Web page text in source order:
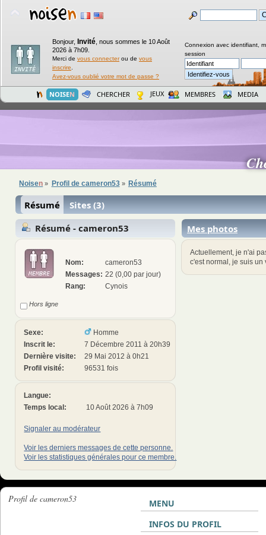
Bonjour, Invité nous sommes le 10 Août
2026 à 7h09.
Merci de vous connecterou de vous
inscrire
Avez-vous oublié votre mot de passe ?
Connexion avec identifiant,
session
NOISEN CHERCHER JEUX MEMBRES MEDIA
Noisen » Profil de cameron53» Résumé
Résumé
Sites (3)
Résumé - cameron53
Hors ligne
Nom:
cameron53
Messages: 22 (0,00 par jour)
Rang:
Cynois
Sexe:
Homme
Inscrit le:
7 Décembre 2011 à 20h39
Dernière visite:
29 Mai 2012 à 0h21
Profil visité:
96531 fois
Langue:
Temps local:
10 Août 2026 à 7h09
Signaler au modérateur
Voir les derniers messages de cette personne.
Voir les statistiques générales pour ce membre.
Mes photos
Actuellement, je n'ai
c'est normal, je suis un
Profil de cameron53
MENU
INFOS DU PROFIL